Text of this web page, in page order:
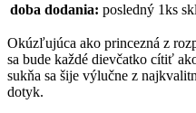
doba dodania: posledný 1ks
Okúzľujúca ako princezná z
sa bude každé dievčatko cítiť
sukňa sa šije výlučne z
dotyk.